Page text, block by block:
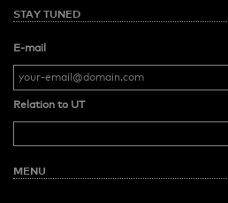
STAY TUNED
E-mail
Relation to UT
MENU